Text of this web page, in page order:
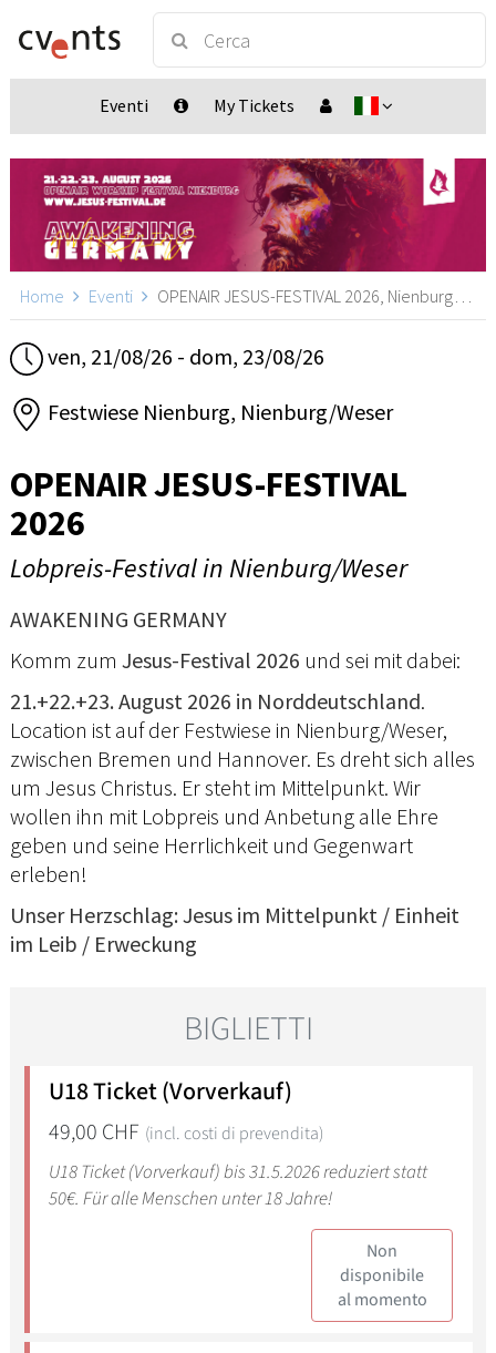
Eventi My Tickets
Home Eventi OPENAIR JESUS-FESTIVAL 2026, Nienburg/Weser
ven, 21/08/26 - dom, 23/08/26
Festwiese Nienburg, Nienburg/Weser
OPENAIR JESUS-FESTIVAL
2026
Lobpreis-Festival in Nienburg/Weser
AWAKENING GERMANY
Komm zum Jesus-Festival 2026 und sei mit dabei:
21.+22.+23. August 2026 in Norddeutschland.
Location ist auf der Festwiese in Nienburg/Weser,
zwischen Bremen und Hannover. Es dreht sich alles
um Jesus Christus. Er steht im Mittelpunkt. Wir
wollen ihn mit Lobpreis und Anbetung alle Ehre
geben und seine Herrlichkeit und Gegenwart
erleben!
Unser Herzschlag: Jesus im Mittelpunkt / Einheit
im Leib / Erweckung